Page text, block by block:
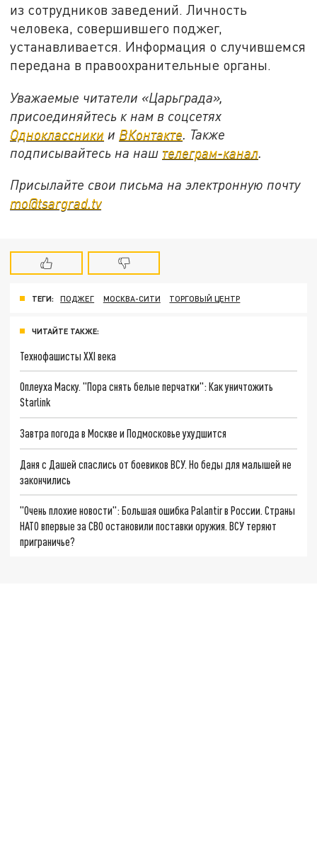
из сотрудников заведений. Личность
человека, совершившего поджег,
устанавливается. Информация о случившемся
передана в правоохранительные органы.
Уважаемые читатели «Царьграда»,
присоединяйтесь к нам в соцсетях
Одноклассники и ВКонтакте . Также
подписывайтесь на наш телеграм-канал
Присылайте свои письма на электронную почту
mo@tsargrad.tv
ТЕГИ: ПОДЖЕГ МОСКВА-СИТИ ТОРГОВЫЙ ЦЕНТР
ЧИТАЙТЕ ТАКЖЕ:
Технофашисты XXI века
Оплеуха Маску. "Пора снять белые перчатки": Как уничтожить
Starlink
Завтра погода в Москве и Подмосковье ухудшится
Даня с Дашей спаслись от боевиков ВСУ. Но беды для малышей не
закончились
"Очень плохие новости": Большая ошибка Palantir в России. Страны
НАТО впервые за СВО остановили поставки оружия. ВСУ теряют
приграничье?